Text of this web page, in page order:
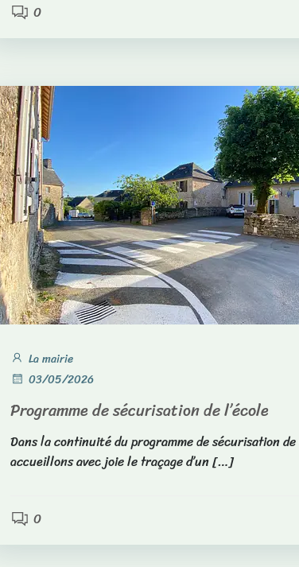
0
La mairie
03/05/2026
Programme de sécurisation de l’école
Dans la continuité du programme de sécurisation de
accueillons avec joie le traçage d’un […]
0